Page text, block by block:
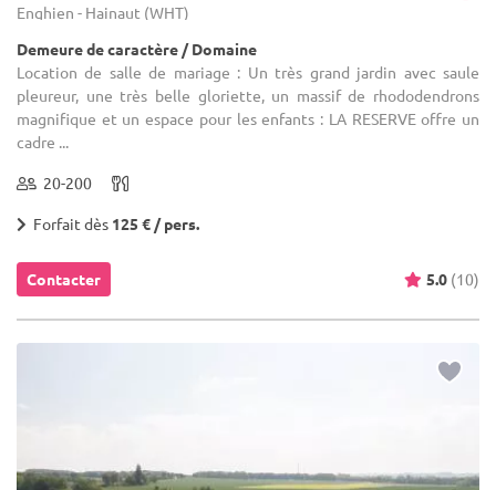
Enghien - Hainaut (WHT)
Demeure de caractère / Domaine
Location de salle de mariage : Un très grand jardin avec saule
pleureur, une très belle gloriette, un massif de rhododendrons
magnifique et un espace pour les enfants : LA RESERVE offre un
cadre ...
20-200
Forfait dès 125 € / pers.
Contacter 5.0 (10)